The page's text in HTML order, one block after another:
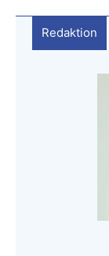
Redaktion